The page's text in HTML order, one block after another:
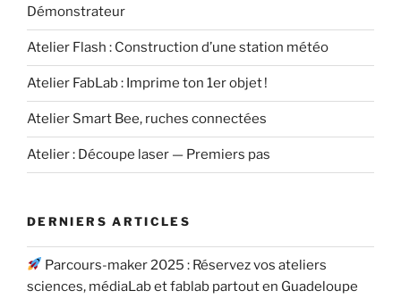
Démonstrateur
Atelier Flash : Construction d’une station météo
Atelier FabLab : Imprime ton 1er objet !
Atelier Smart Bee, ruches connectées
Atelier : Découpe laser — Premiers pas
DERNIERS ARTICLES
Parcours-maker 2025 : Réservez vos ateliers
sciences, médiaLab et fablab partout en Guadeloupe